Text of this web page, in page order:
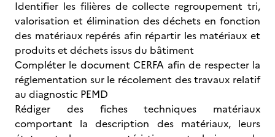
Identifier les filières de collecte regroupement tri,
valorisation et élimination des déchets en fonction
des matériaux repérés afin répartir les matériaux et
produits et déchets issus du bâtiment
Compléter le document CERFA afin de respecter la
réglementation sur le récolement des travaux relatif
au diagnostic PEMD
Rédiger des fiches techniques matériaux
comportant la description des matériaux, leurs